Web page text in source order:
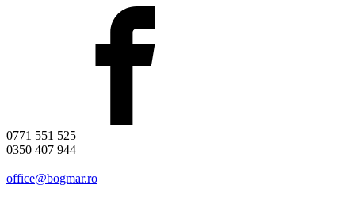
0771 551 525
0350 407 944
office@bogmar.ro